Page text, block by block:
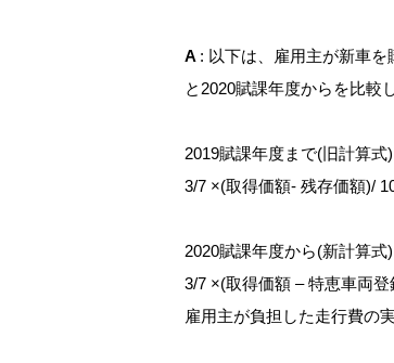
A : 以下は、雇用主が新車
と2020賦課年度からを比較
2019賦課年度まで(旧計算式)
3/7 ×(取得価額- 残存価額)/
2020賦課年度から(新計算式)
3/7 ×(取得価額 – 特恵車両
雇用主が負担した走行費の